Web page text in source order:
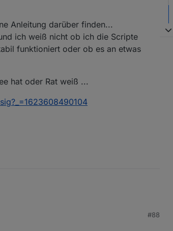
Anleitung darüber finden...
ich weiß nicht ob ich die Scripte
funktioniert oder ob es an etwas
hat oder Rat weiß ...
#88